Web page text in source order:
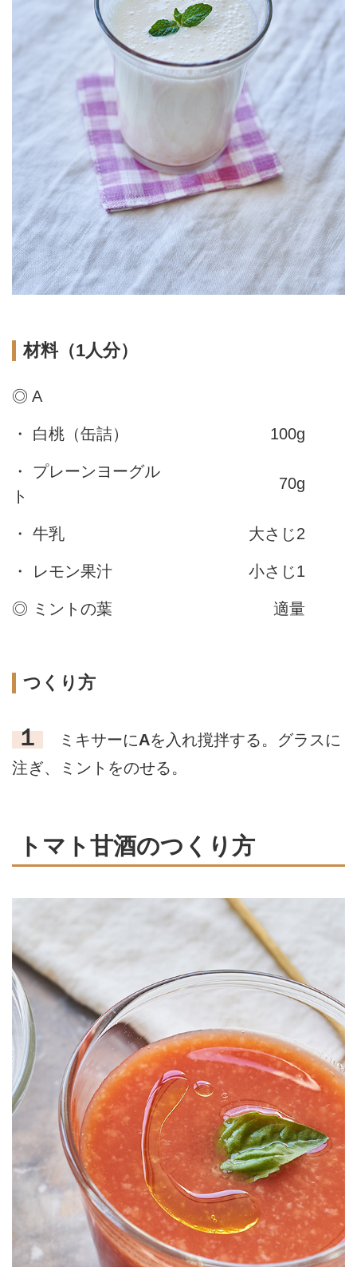
材料（1人分）
◎ A
・ 白桃（缶詰） 100g
・ プレーンヨーグル
ト
70g
・ 牛乳 大さじ2
・ レモン果汁 小さじ1
◎ ミントの葉 適量
つくり方
１ ミキサーにAを入れ撹拌する。グラスに
注ぎ、ミントをのせる。
トマト甘酒のつくり方